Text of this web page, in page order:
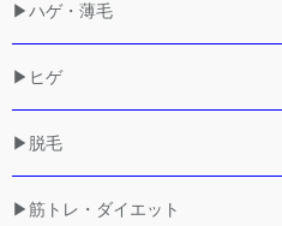
▶ハゲ・薄毛
▶ヒゲ
▶脱毛
▶筋トレ・ダイエット